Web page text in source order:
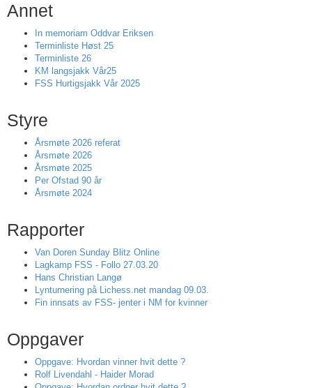
Annet
In memoriam Oddvar Eriksen
Terminliste Høst 25
Terminliste 26
KM langsjakk Vår25
FSS Hurtigsjakk Vår 2025
Styre
Årsmøte 2026 referat
Årsmøte 2026
Årsmøte 2025
Per Ofstad 90 år
Årsmøte 2024
Rapporter
Van Doren Sunday Blitz Online
Lagkamp FSS - Follo 27.03.20
Hans Christian Langø
Lynturnering på Lichess.net mandag 09.03.
Fin innsats av FSS- jenter i NM for kvinner
Oppgaver
Oppgave: Hvordan vinner hvit dette ?
Rolf Livendahl - Haider Morad